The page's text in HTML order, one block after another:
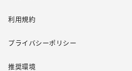
利用規約
プライバシーポリシー
推奨環境